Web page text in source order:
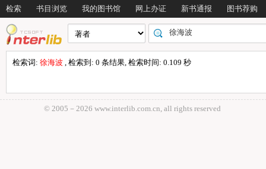
检索 书目浏览 我的图书馆 网上办证 新书通报 图书荐购
检索词: 徐海波 , 检索到: 0 条结果, 检索时间: 0.109 秒
© 2005－ 2026 www.interlib.com.cn, all rights reserved